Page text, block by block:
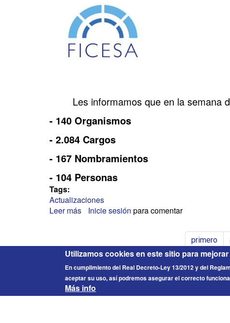
Les informamos que en la semana
- 140 Organismos
- 2.084 Cargos
- 167 Nombramientos
- 104 Personas
Tags:
Actualizaciones
Leer más sobre
Inicie sesión para comentar
primero
© 2026 Fichero de Cargos Estirado S.A. Todos los derechos
Utilizamos cookies en este sitio para
En cumplimiento del Real Decreto-Ley 13/2012 y del
aceptar su uso, así podremos asegurar el correcto
Más info